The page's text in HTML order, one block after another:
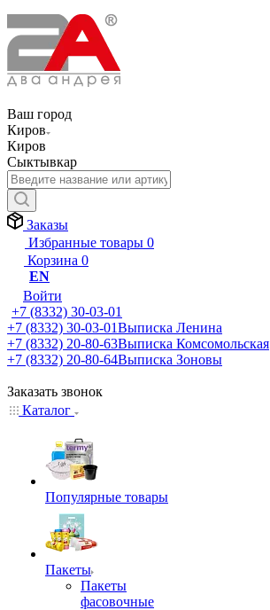
Ваш город
Киров
Киров
Сыктывкар
Заказы
Избранные товары 0
Корзина 0
EN
Войти
+7 (8332) 30-03-01
+7 (8332) 30-03-01Выписка Ленина
+7 (8332) 20-80-63Выписка Комсомольская
+7 (8332) 20-80-64Выписка Зоновы
Заказать звонок
Каталог
Популярные товары
Пакеты
Пакеты
фасовочные